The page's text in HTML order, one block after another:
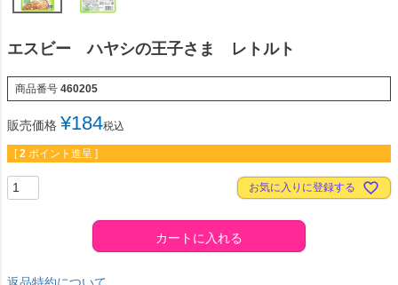
エスビー ハヤシの王子さま レトルト
商品番号 460205
販売価格 ¥184税込
[ 2 ポイント進呈 ]
お気に入りに登録する
カートに入れる